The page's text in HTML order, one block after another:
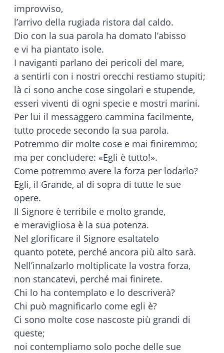
improvviso,
l’arrivo della rugiada ristora dal caldo.
Dio con la sua parola ha domato l’abisso
e vi ha piantato isole.
I naviganti parlano dei pericoli del mare,
a sentirli con i nostri orecchi restiamo stupiti;
là ci sono anche cose singolari e stupende,
esseri viventi di ogni specie e mostri marini.
Per lui il messaggero cammina facilmente,
tutto procede secondo la sua parola.
Potremmo dir molte cose e mai finiremmo;
ma per concludere: «Egli è tutto!».
Come potremmo avere la forza per lodarlo?
Egli, il Grande, al di sopra di tutte le sue
opere.
Il Signore è terribile e molto grande,
e meravigliosa è la sua potenza.
Nel glorificare il Signore esaltatelo
quanto potete, perché ancora più alto sarà.
Nell’innalzarlo moltiplicate la vostra forza,
non stancatevi, perché mai finirete.
Chi lo ha contemplato e lo descriverà?
Chi può magnificarlo come egli è?
Ci sono molte cose nascoste più grandi di
queste;
noi contempliamo solo poche delle sue